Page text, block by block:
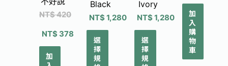
NT$420
NT$378
加
Black
NT$1,280
選
擇
規
Ivory
NT$1,280
選
擇
規
加
入
購
物
車